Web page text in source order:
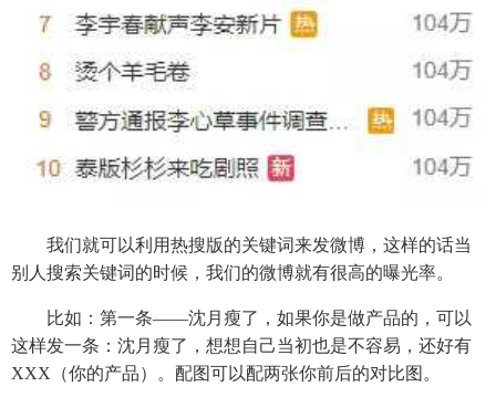
我们就可以利用热搜版的关键词来发微博，这样的话当
别人搜索关键词的时候，我们的微博就有很高的曝光率。
比如：第一条——沈月瘦了，如果你是做产品的，可以
这样发一条：沈月瘦了，想想自己当初也是不容易，还好有
XXX（你的产品）。配图可以配两张你前后的对比图。